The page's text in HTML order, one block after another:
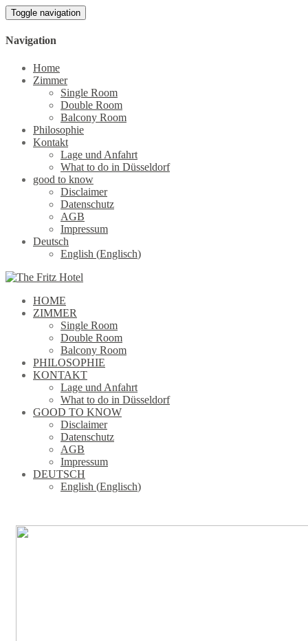
Toggle navigation
Navigation
Home
Zimmer
Single Room
Double Room
Balcony Room
Philosophie
Kontakt
Lage und Anfahrt
What to do in Düsseldorf
good to know
Disclaimer
Datenschutz
AGB
Impressum
Deutsch
English (Englisch)
HOME
ZIMMER
Single Room
Double Room
Balcony Room
PHILOSOPHIE
KONTAKT
Lage und Anfahrt
What to do in Düsseldorf
GOOD TO KNOW
Disclaimer
Datenschutz
AGB
Impressum
DEUTSCH
English (Englisch)